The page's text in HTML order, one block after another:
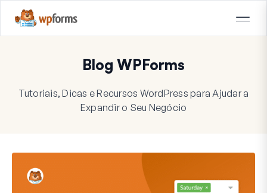
Blog WPForms
Tutoriais, Dicas e Recursos WordPress para Ajudar a
Expandir o Seu Negócio